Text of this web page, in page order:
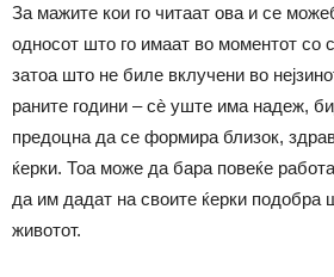
За мажите кои го читаат ова и се
односот што го имаат во моментот со
затоа што не биле вклучени во
раните години – сè уште има надеж,
предоцна да се формира близок,
ќерки. Тоа може да бара повеќе
да им дадат на своите ќерки подобра
животот.